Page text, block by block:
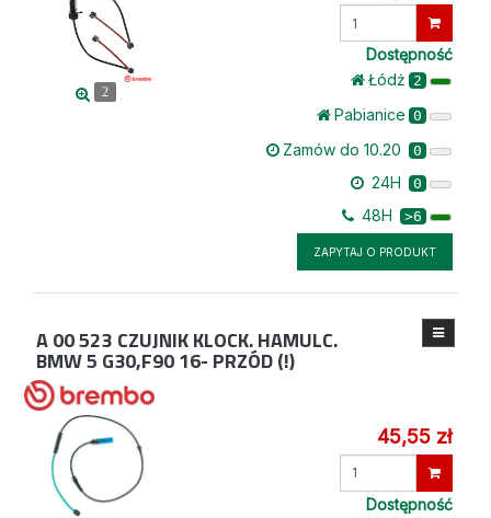
2
Dostępność
Łódż 2
Pabianice 0
Zamów do 10.20 0
24H 0
48H >6
ZAPYTAJ O PRODUKT
A 00 523 CZUJNIK KLOCK. HAMULC.
BMW 5 G30,F90 16- PRZÓD (!)
45,55 zł
Wprowadź
Dostępność